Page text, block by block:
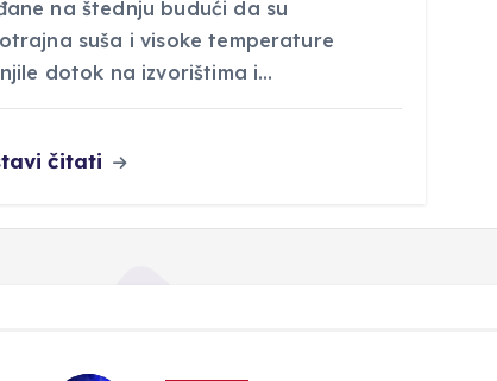
na štednju budući da su
suša i visoke temperature
dotok na izvorištima i…
čitati